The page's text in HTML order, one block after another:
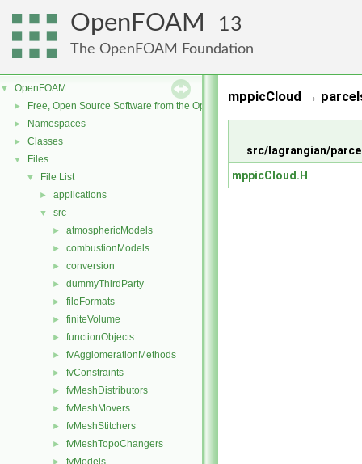
OpenFOAM 13
The OpenFOAM Foundation
▼ OpenFOAM
► Free, Open Source Software from the OpenFOAM Foundation
► Namespaces
► Classes
▼ Files
▼ File List
► applications
▼ src
► atmosphericModels
► combustionModels
► conversion
► dummyThirdParty
► fileFormats
► finiteVolume
► functionObjects
► fvAgglomerationMethods
► fvConstraints
► fvMeshDistributors
► fvMeshMovers
► fvMeshStitchers
► fvMeshTopoChangers
fvModels
mppicCloud →
src/lagrangian/
mppicCloud.H